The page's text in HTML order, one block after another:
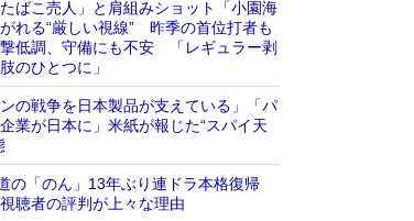
たばこ売人」と肩組みショット「小園海
れる“厳しい視線” 昨季の首位打者も
低調、守備にも不安 「レギュラー剥
のひとつに」
ンの戦争を日本製品が支えている」「パ
業が日本に」米紙が報じた“スパイ天
の「のん」13年ぶり連ドラ本格復帰
聴者の評判が上々な理由